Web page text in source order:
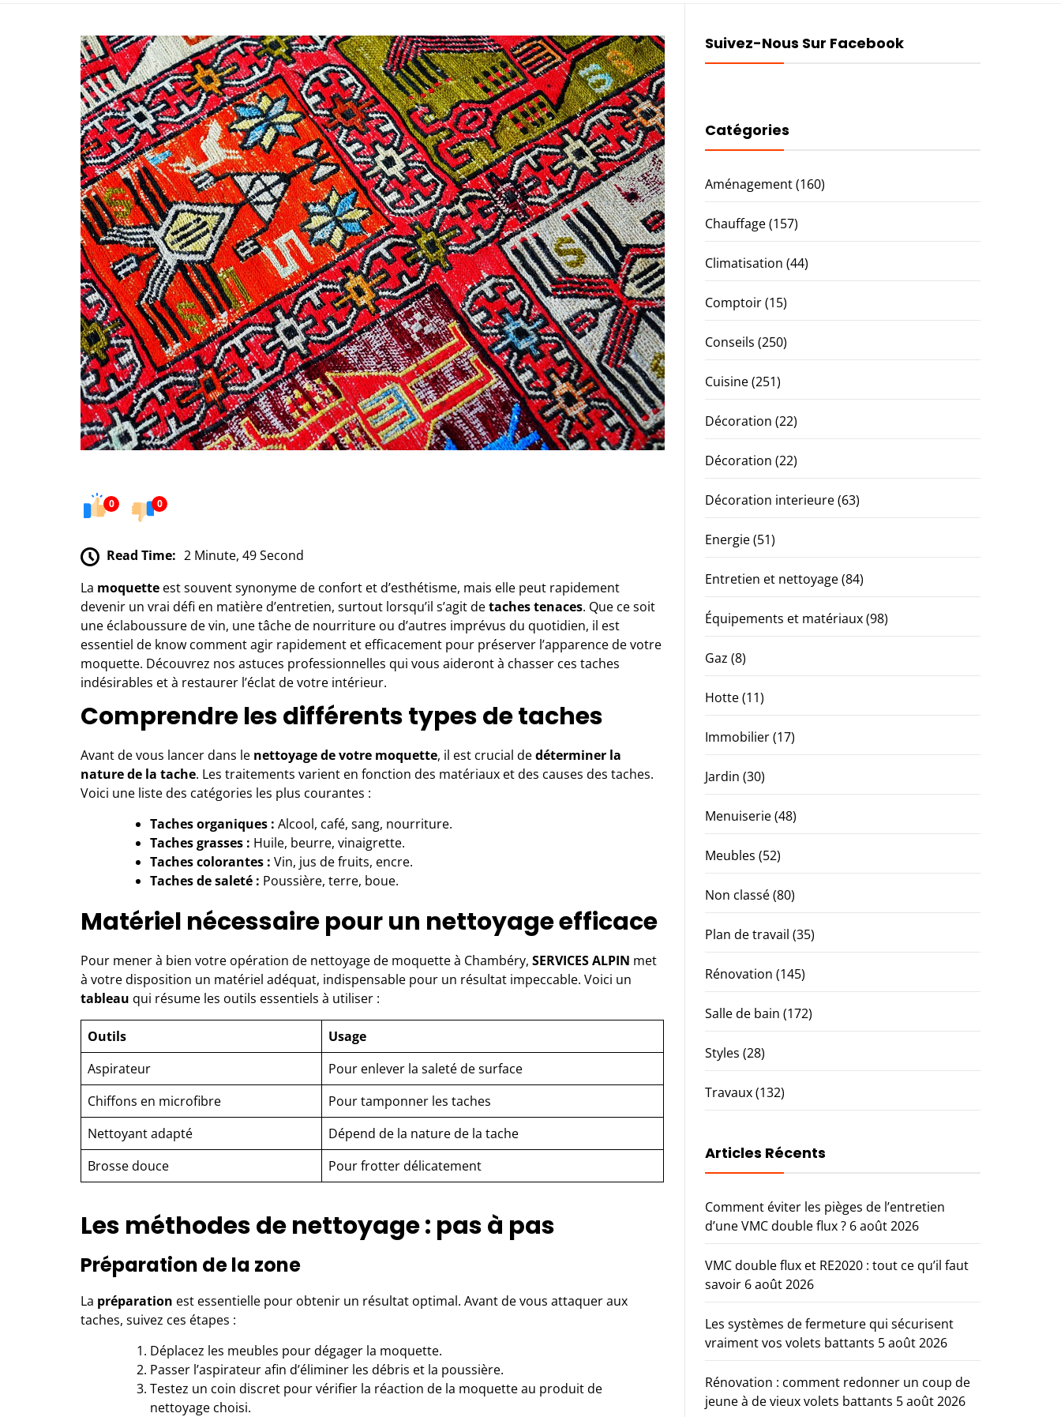
0 0
Read Time: 2 Minute, 49 Second
La moquette est souvent synonyme de confort et d’esthétisme, mais elle peut rapidement
devenir un vrai défi en matière d’entretien, surtout lorsqu’il s’agit detaches tenaces. Que ce soit
une éclaboussure de vin, une tâche de nourriture ou d’autres imprévus du quotidien, il est
essentiel de know comment agir rapidement et efficacement pour préserver l’apparence de votre
moquette. Découvrez nos astuces professionnelles qui vous aideront à chasser ces taches
indésirables et à restaurer l’éclat de votre intérieur.
Comprendre les différents types de taches
Avant de vous lancer dans le nettoyage de votre moquette, il est crucial dedéterminer la
nature de la tache. Les traitements varient en fonction des matériaux et des causes des taches.
Voici une liste des catégories les plus courantes :
Taches organiques : Alcool, café, sang, nourriture.
Taches grasses : Huile, beurre, vinaigrette.
Taches colorantes : Vin, jus de fruits, encre.
Taches de saleté : Poussière, terre, boue.
Matériel nécessaire pour un nettoyage efficace
Pour mener à bien votre opération de nettoyage de moquette à Chambéry, SERVICES ALPIN met
à votre disposition un matériel adéquat, indispensable pour un résultat impeccable. Voici un
tableau qui résume les outils essentiels à utiliser :
Outils
Usage
Aspirateur
Pour enlever la saleté de surface
Chiffons en microfibre
Pour tamponner les taches
Nettoyant adapté
Dépend de la nature de la tache
Brosse douce
Pour frotter délicatement
Les méthodes de nettoyage : pas à pas
Préparation de la zone
La préparation est essentielle pour obtenir un résultat optimal. Avant de vous attaquer aux
taches, suivez ces étapes :
Déplacez les meubles pour dégager la moquette.
Passer l’aspirateur afin d’éliminer les débris et la poussière.
Testez un coin discret pour vérifier la réaction de la moquette au produit de
nettoyage choisi.
Suivez-Nous Sur Facebook
Catégories
Aménagement(160)
Chauffage(157)
Climatisation (44)
Comptoir(15)
Conseils (250)
Cuisine(251)
Décoration (22)
Décoration (22)
Décoration interieure(63)
Energie(51)
Entretien et nettoyage(84)
Équipements et matériaux(98)
Gaz (8)
Hotte(11)
Immobilier(17)
Jardin (30)
Menuiserie(48)
Meubles (52)
Non classé(80)
Plan de travail (35)
Rénovation (145)
Salle de bain (172)
Styles (28)
Travaux(132)
Articles Récents
Comment éviter les pièges de l’entretien
d’une VMC double flux ? 6 août 2026
VMC double flux et RE2020 : tout ce qu’il faut
savoir 6 août 2026
Les systèmes de fermeture qui sécurisent
vraiment vos volets battants 5 août 2026
Rénovation : comment redonner un coup de
jeune à de vieux volets battants 5 août 2026